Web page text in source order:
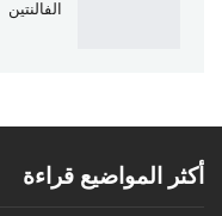
الفالنتين
أكثر المواضيع قراءة